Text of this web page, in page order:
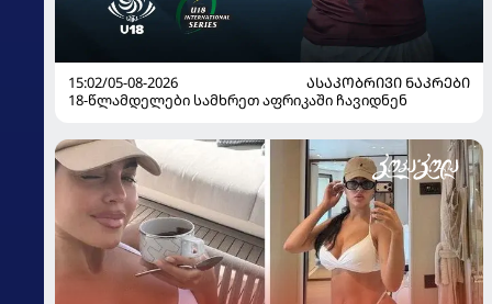
15:02/05-08-2026
ᲐᲡᲐᲙᲝᲑᲠᲘᲕᲘ ᲜᲐᲙᲠᲔᲑᲘ
18-წლამდელები სამხრეთ აფრიკაში ჩავიდნენ